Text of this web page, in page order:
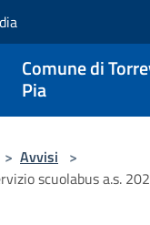
Comune di
Pia
> Avvisi >
scuolabus a.s.